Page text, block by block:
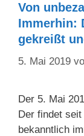
Von
Immerhin:
gekreißt
5. Mai 2019
Der 5. Mai
Der findet
bekanntlich